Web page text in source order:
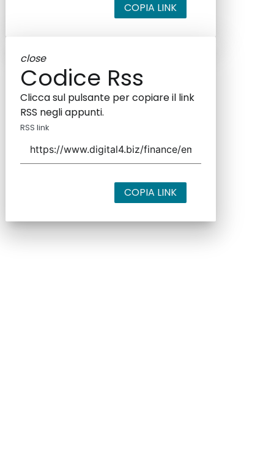
COPIA LINK
close
Codice Rss
Clicca sul pulsante per copiare il link
RSS negli appunti.
RSS link
COPIA LINK